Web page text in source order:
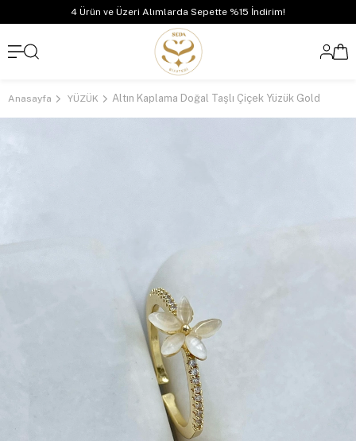
4 Ürün ve Üzeri Alımlarda Sepette %15 İndirim!
Anasayfa YÜZÜK Altın Kaplama Doğal Taşlı Çiçek Yüzük Gold